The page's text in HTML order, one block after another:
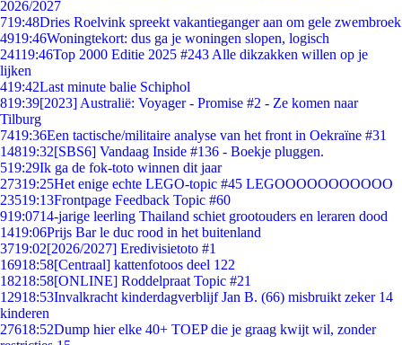
2026/2027
719:48Dries Roelvink spreekt vakantieganger aan om gele zwembroek
4919:46Woningtekort: dus ga je woningen slopen, logisch
24119:46Top 2000 Editie 2025 #243 Alle dikzakken willen op je
lijken
419:42Last minute balie Schiphol
819:39[2023] Australië: Voyager - Promise #2 - Ze komen naar
Tilburg
7419:36Een tactische/militaire analyse van het front in Oekraïne #31
14819:32[SBS6] Vandaag Inside #136 - Boekje pluggen.
519:29Ik ga de fok-toto winnen dit jaar
27319:25Het enige echte LEGO-topic #45 LEGOOOOOOOOOOO
23519:13Frontpage Feedback Topic #60
919:0714-jarige leerling Thailand schiet grootouders en leraren dood
1419:06Prijs Bar le duc rood in het buitenland
3719:02[2026/2027] Eredivisietoto #1
16918:58[Centraal] kattenfotoos deel 122
18218:58[ONLINE] Roddelpraat Topic #21
12918:53Invalkracht kinderdagverblijf Jan B. (66) misbruikt zeker 14
kinderen
27618:52Dump hier elke 40+ TOEP die je graag kwijt wil, zonder